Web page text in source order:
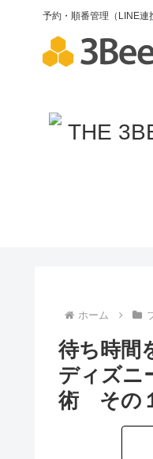
予約・順番管理（LINE連
ホーム
待ち時間
ディズニ
術 その